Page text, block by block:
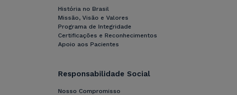
História no Brasil
Missão, Visão e Valores
Programa de Integridade
Certificações e Reconhecimentos
Apoio aos Pacientes
Responsabilidade Social
Nosso Compromisso